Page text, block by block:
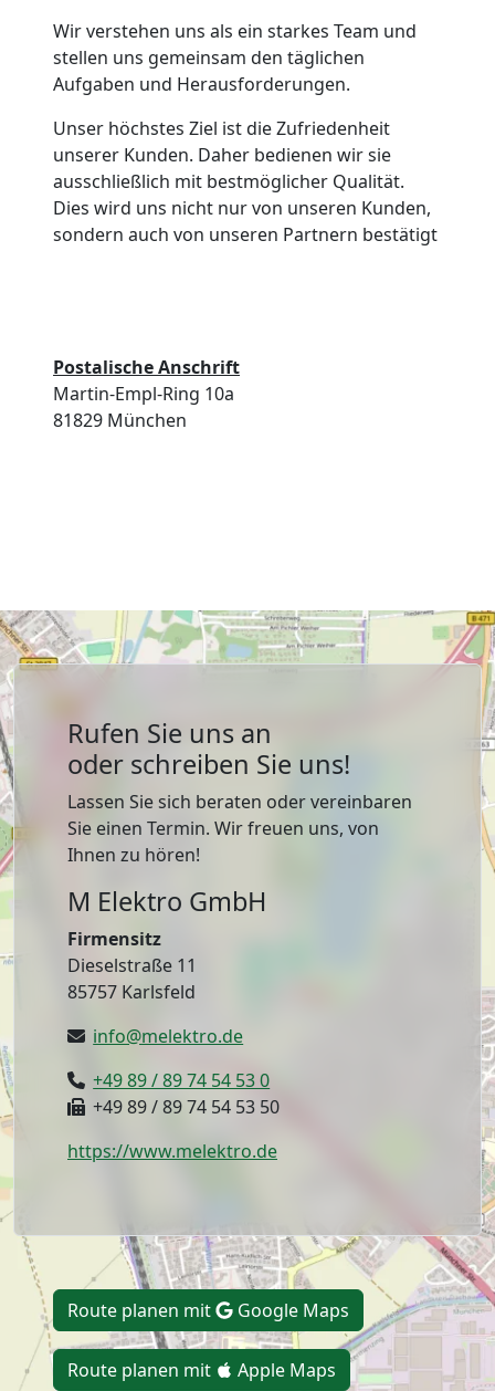
Wir verstehen uns als ein starkes Team und
stellen uns gemeinsam den täglichen
Aufgaben und Herausforderungen.
Unser höchstes Ziel ist die Zufriedenheit
unserer Kunden. Daher bedienen wir sie
ausschließlich mit bestmöglicher Qualität.
Dies wird uns nicht nur von unseren Kunden,
sondern auch von unseren Partnern bestätigt
Postalische Anschrift
Martin-Empl-Ring 10a
81829 München
Rufen Sie uns an
oder schreiben Sie uns!
Lassen Sie sich beraten oder vereinbaren
Sie einen Termin. Wir freuen uns, von
Ihnen zu hören!
M Elektro GmbH
Firmensitz
Dieselstraße 11
85757 Karlsfeld
info@melektro.de
+49 89 / 89 74 54 53 0
+49 89 / 89 74 54 53 50
https://www.melektro.de
Route planen mit Google Maps
Route planen mit Apple Maps